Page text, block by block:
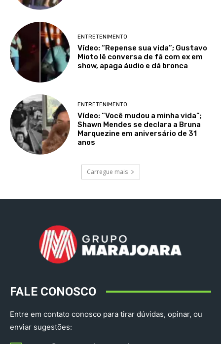
ENTRETENIMENTO
Vídeo: “Repense sua vida”; Gustavo
Mioto lê conversa de fã com ex em
show, apaga áudio e dá bronca
ENTRETENIMENTO
Vídeo: “Você mudou a minha vida”;
Shawn Mendes se declara a Bruna
Marquezine em aniversário de 31
anos
Carregue mais
FALE CONOSCO
Entre em contato conosco para tirar dúvidas, opinar, ou
enviar sugestões: